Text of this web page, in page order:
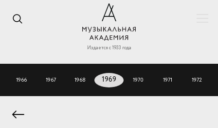
Издается с 1933 года
1966 1967 1968 1969 1970 1971 1972